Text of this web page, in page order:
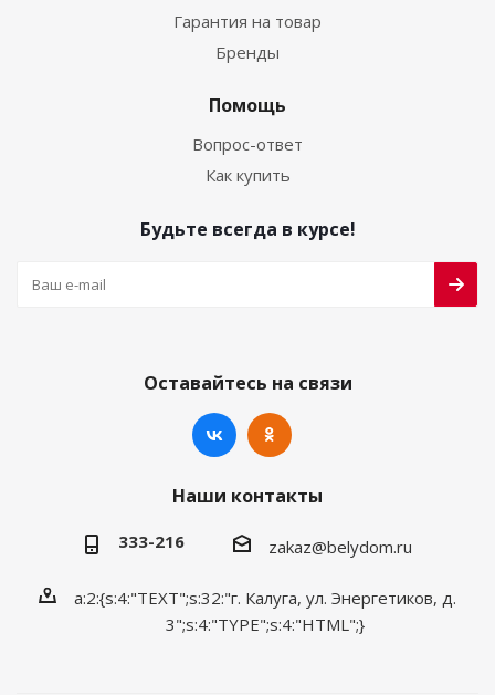
Гарантия на товар
Бренды
Помощь
Вопрос-ответ
Как купить
Будьте всегда в курсе!
Оставайтесь на связи
Наши контакты
333-216 zakaz@belydom.ru
a:2:{s:4:"TEXT";s:32:"г. Калуга, ул. Энергетиков, д.
3";s:4:"TYPE";s:4:"HTML";}